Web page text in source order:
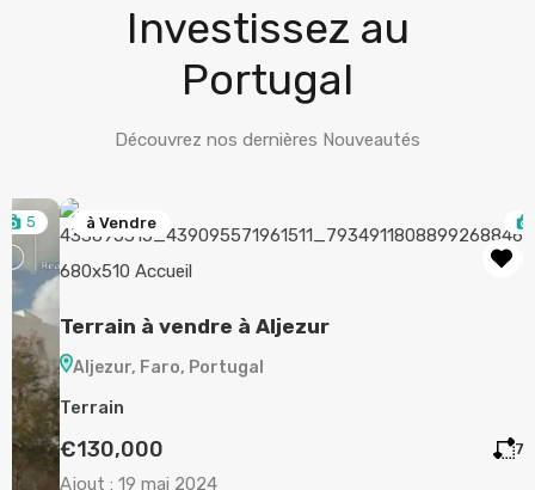
Investissez au
Portugal
Découvrez nos dernières Nouveautés
à Vendre
Terrain à vendre à Aljezur
Aljezur, Faro, Portugal
Terrain
€130,000 720 m²
Ajout :19 mai 2024